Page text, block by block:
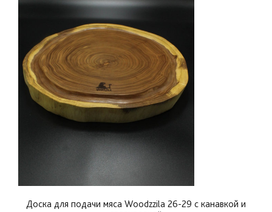
Доска для подачи мяса Woodzzila 26-29 с канавкой и